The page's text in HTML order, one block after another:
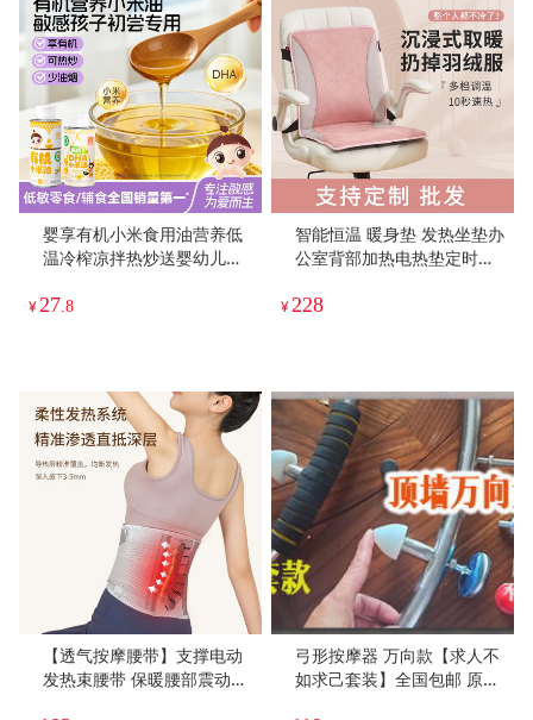
婴享有机小米食用油营养低
温冷榨凉拌热炒送婴幼儿敏
¥ 27 .8
智能恒温 暖身垫 发热坐垫办
公室背部加热电热垫定时六
垫
¥ 228
【透气按摩腰带】支撑电动
发热束腰带 保暖腰部震动热
弓形按摩器 万向款【求人不
如求己套装】全国包邮 原始